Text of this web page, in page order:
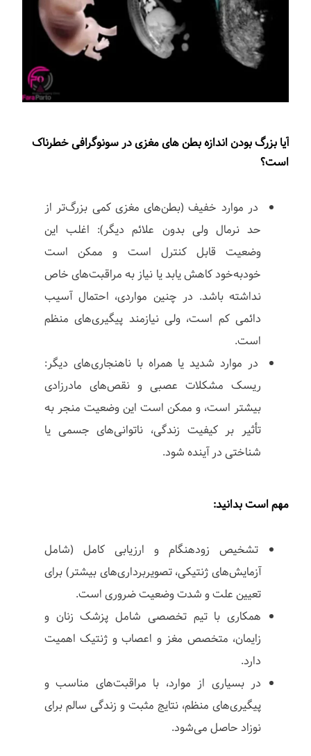
آیا بزرگ بودن اندازه بطن های مغزی در سونوگرافی خطرناک
است؟
در موارد خفیف (بطن‌های مغزی کمی بزرگ‌تر از
حد نرمال ولی بدون علائم دیگر): اغلب این
وضعیت قابل کنترل است و ممکن است
خودبه‌خود کاهش یابد یا نیاز به مراقبت‌های خاص
نداشته باشد. در چنین مواردی، احتمال آسیب
دائمی کم است، ولی نیازمند پیگیری‌های منظم
است.
در موارد شدید یا همراه با ناهنجاری‌های دیگر:
ریسک مشکلات عصبی و نقص‌های مادرزادی
بیشتر است، و ممکن است این وضعیت منجر به
تأثیر بر کیفیت زندگی، ناتوانی‌های جسمی یا
شناختی در آینده شود.
مهم است بدانید:
تشخیص زودهنگام و ارزیابی کامل (شامل
آزمایش‌های ژنتیکی، تصویربرداری‌های بیشتر) برای
تعیین علت و شدت وضعیت ضروری است.
همکاری با تیم تخصصی شامل پزشک زنان و
زایمان، متخصص مغز و اعصاب و ژنتیک اهمیت
دارد.
در بسیاری از موارد، با مراقبت‌های مناسب و
پیگیری‌های منظم، نتایج مثبت و زندگی سالم برای
نوزاد حاصل می‌شود.